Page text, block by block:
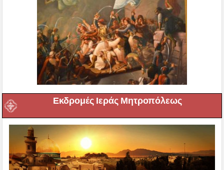
Εκδρομές Ιεράς Μητροπόλεως